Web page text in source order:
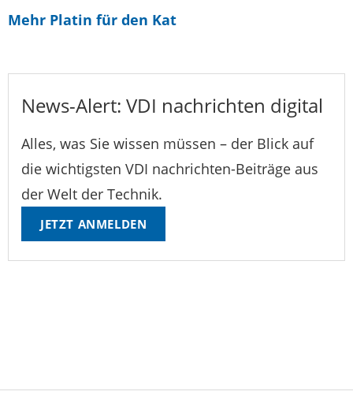
Mehr Platin für den Kat
News-Alert: VDI nachrichten digital
Alles, was Sie wissen müssen – der Blick auf
die wichtigsten VDI nachrichten-Beiträge aus
der Welt der Technik.
JETZT ANMELDEN